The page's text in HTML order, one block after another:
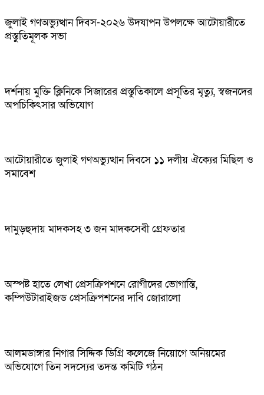
জুলাই গণঅভ্যুত্থান দিবস-২০২৬ উদযাপন উপলক্ষে আটোয়ারীতে
প্রস্তুতিমূলক সভা
দর্শনায় মুক্তি ক্লিনিকে সিজারের প্রস্তুতিকালে প্রসূতির মৃত্যু, স্বজনদের
অপচিকিৎসার অভিযোগ
আটোয়ারীতে জুলাই গণঅভ্যুত্থান দিবসে ১১ দলীয় ঐক্যের মিছিল ও
সমাবেশ
দামুড়হুদায় মাদকসহ ৩ জন মাদকসেবী গ্রেফতার
অস্পষ্ট হাতে লেখা প্রেসক্রিপশনে রোগীদের ভোগান্তি,
কম্পিউটারাইজড প্রেসক্রিপশনের দাবি জোরালো
আলমডাঙ্গার নিগার সিদ্দিক ডিগ্রি কলেজে নিয়োগে অনিয়মের
অভিযোগে তিন সদস্যের তদন্ত কমিটি গঠন